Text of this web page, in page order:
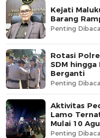
Kejati
Barang
Penting Dibaca
Rotasi
SDM
Berganti
Penting Dibaca
Aktivitas
Lamo
Mulai 10
Penting Dibaca